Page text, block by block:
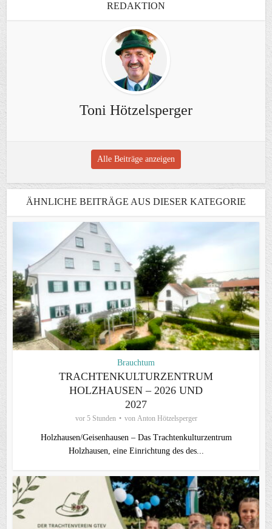
REDAKTION
Toni Hötzelsperger
Alle Beiträge anzeigen
ÄHNLICHE BEITRÄGE AUS DIESER KATEGORIE
Brauchtum
TRACHTENKULTURZENTRUM
HOLZHAUSEN – 2026 UND
2027
vor 5 Stunden von Anton Hötzelsperger
Holzhausen/Geisenhausen – Das Trachtenkulturzentrum
Holzhausen, eine Einrichtung des des...